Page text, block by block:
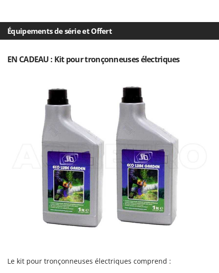
Ooni
Outdoorchef
Palazzetti
Palumbo Pavi
Partisani
Paterlini
Philips
Pramac
Prismafood
R.G.V.
Resto Italia
Équipements de série et Offert
EN CADEAU : Kit pour tronçonneuses électriques
Le kit pour tronçonneuses électriques comprend :